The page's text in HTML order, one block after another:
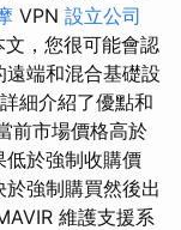
VPN 設立公司
，您很可能會認
端和混合基礎設
細介紹了優點和
前市場價格高於
低於強制收購價
強制購買然後出
維護支援系